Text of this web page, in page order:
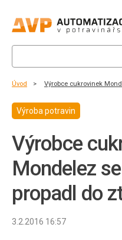
Úvod Výrobce cukrovinek
Výroba potravin
Výrobce
Mondelez
propadl do
3.2.2016 16:57